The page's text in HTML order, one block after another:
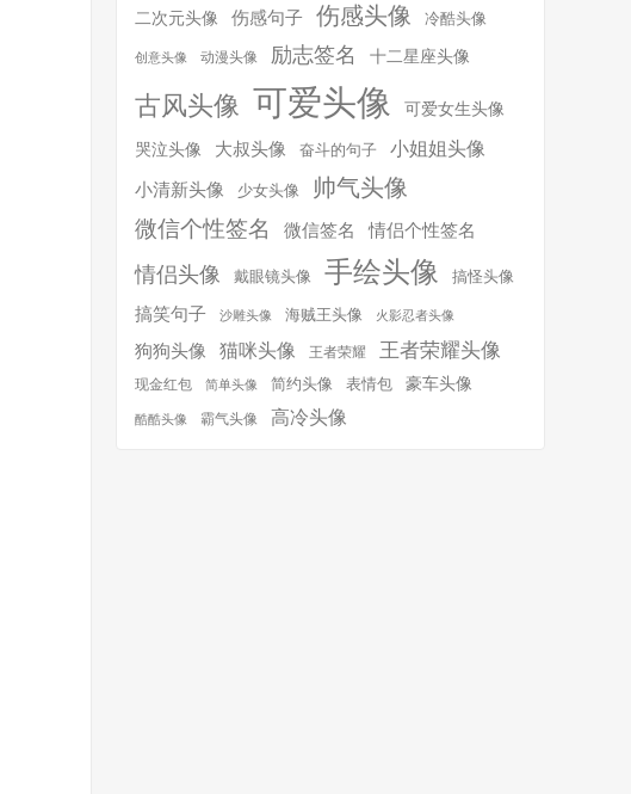
二次元头像 伤感句子 伤感头像 冷酷头像
创意头像 动漫头像 励志签名 十二星座头像
古风头像 可爱头像 可爱女生头像
哭泣头像 大叔头像 奋斗的句子 小姐姐头像
小清新头像 少女头像 帅气头像
微信个性签名 微信签名 情侣个性签名
情侣头像 戴眼镜头像 手绘头像 搞怪头像
搞笑句子 沙雕头像 海贼王头像 火影忍者头像
狗狗头像 猫咪头像 王者荣耀 王者荣耀头像
现金红包 简单头像 简约头像 表情包 豪车头像
酷酷头像 霸气头像 高冷头像